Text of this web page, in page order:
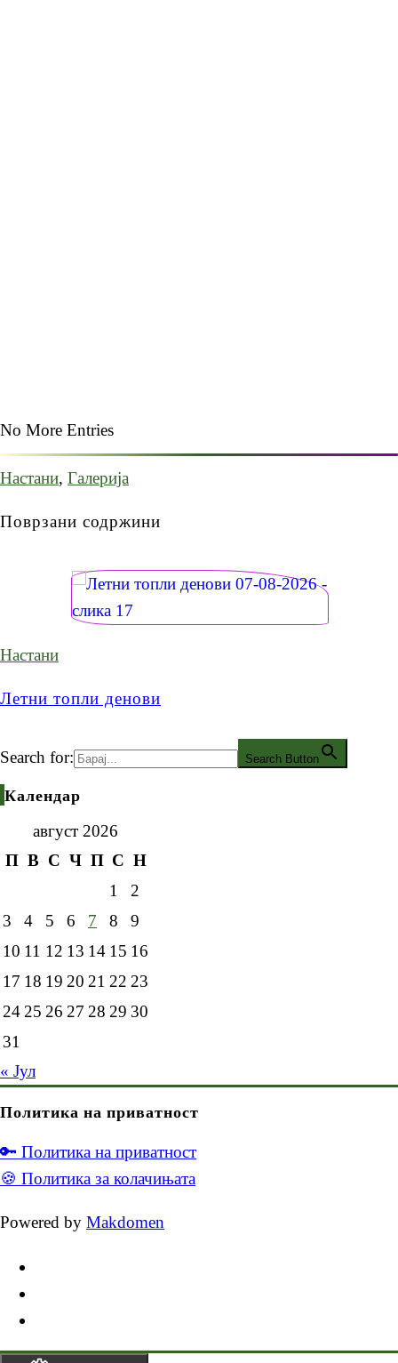
No More Entries
Настани, Галерија
Поврзани содржини
Настани
Летни топли денови
Search for: Search Button
Календар
август 2026
П В С Ч П С Н
1
2
3
4 5 6 7 8
9
10 11 12 13 14 15 16
17 18 19 20 21 22 23
2425 26 27 28 29 30
31
« Јул
Политика на приватност
🔑 Политика на приватност
🍪 Политика за колачињата
Powered by Makdomen